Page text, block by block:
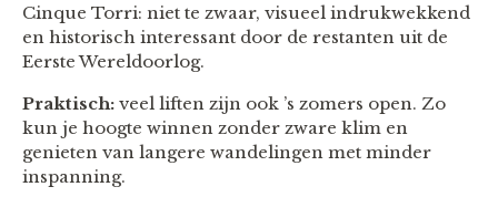
Cinque Torri: niet te zwaar, visueel indrukwekkend
en historisch interessant door de restanten uit de
Eerste Wereldoorlog.
Praktisch: veel liften zijn ook ’s zomers open. Zo
kun je hoogte winnen zonder zware klim en
genieten van langere wandelingen met minder
inspanning.